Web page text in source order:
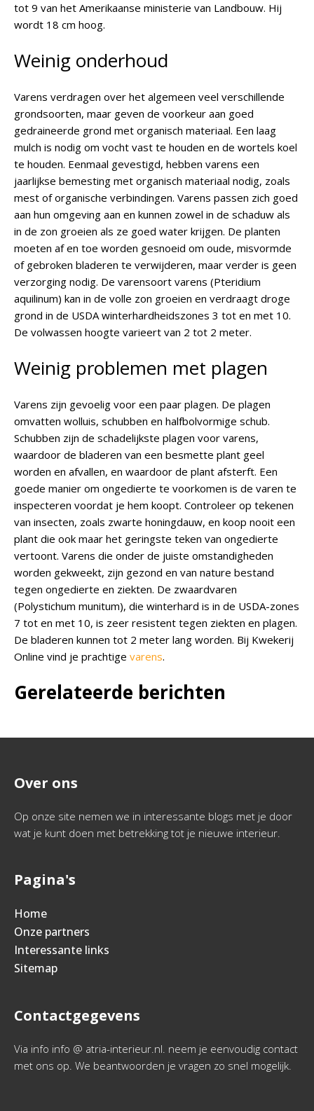
tot 9 van het Amerikaanse ministerie van Landbouw. Hij
wordt 18 cm hoog.
Weinig onderhoud
Varens verdragen over het algemeen veel verschillende
grondsoorten, maar geven de voorkeur aan goed
gedraineerde grond met organisch materiaal. Een laag
mulch is nodig om vocht vast te houden en de wortels koel
te houden. Eenmaal gevestigd, hebben varens een
jaarlijkse bemesting met organisch materiaal nodig, zoals
mest of organische verbindingen. Varens passen zich goed
aan hun omgeving aan en kunnen zowel in de schaduw als
in de zon groeien als ze goed water krijgen. De planten
moeten af en toe worden gesnoeid om oude, misvormde
of gebroken bladeren te verwijderen, maar verder is geen
verzorging nodig. De varensoort varens (Pteridium
aquilinum) kan in de volle zon groeien en verdraagt droge
grond in de USDA winterhardheidszones 3 tot en met 10.
De volwassen hoogte varieert van 2 tot 2 meter.
Weinig problemen met plagen
Varens zijn gevoelig voor een paar plagen. De plagen
omvatten wolluis, schubben en halfbolvormige schub.
Schubben zijn de schadelijkste plagen voor varens,
waardoor de bladeren van een besmette plant geel
worden en afvallen, en waardoor de plant afsterft. Een
goede manier om ongedierte te voorkomen is de varen te
inspecteren voordat je hem koopt. Controleer op tekenen
van insecten, zoals zwarte honingdauw, en koop nooit een
plant die ook maar het geringste teken van ongedierte
vertoont. Varens die onder de juiste omstandigheden
worden gekweekt, zijn gezond en van nature bestand
tegen ongedierte en ziekten. De zwaardvaren
(Polystichum munitum), die winterhard is in de USDA-zones
7 tot en met 10, is zeer resistent tegen ziekten en plagen.
De bladeren kunnen tot 2 meter lang worden. Bij Kwekerij
Online vind je prachtige varens.
Gerelateerde berichten
Over ons
Op onze site nemen we in interessante blogs met je door
wat je kunt doen met betrekking tot je nieuwe interieur.
Pagina's
Home
Onze partners
Interessante links
Sitemap
Contactgegevens
Via info info @ atria-interieur.nl. neem je eenvoudig contact
met ons op. We beantwoorden je vragen zo snel mogelijk.